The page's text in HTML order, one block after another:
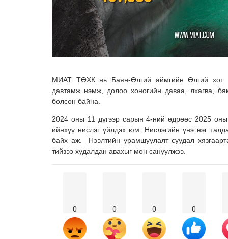
МИАТ ТӨХК нь Баян-Өлгий аймгийн Өлгий хот
давтамж нэмж, долоо хоногийн даваа, лхагва,
болсон байна.
2024 оны 11 дүгээр сарын 4-ний өдрөөс 2025
ийнхүү нислэг үйлдэх юм. Нислэгийн үнэ нэг
байх аж. Нээлтийн урамшуулалт суудал
тийзээ худалдан авахыг мөн сануулжээ.
0 0 0 0